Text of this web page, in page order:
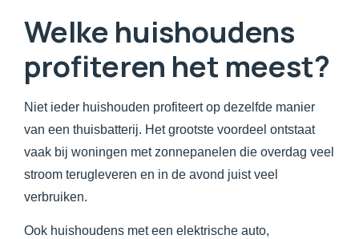
Welke huishoudens
profiteren het meest?
Niet ieder huishouden profiteert op dezelfde manier
van een thuisbatterij. Het grootste voordeel ontstaat
vaak bij woningen met zonnepanelen die overdag veel
stroom terugleveren en in de avond juist veel
verbruiken.
Ook huishoudens met een elektrische auto,